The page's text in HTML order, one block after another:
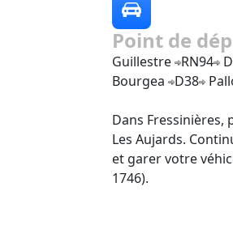
Point de
Guillestre RN94
Bourgea
D38
Dans Fressinières,
Les Aujards.
et garer votre
1746).